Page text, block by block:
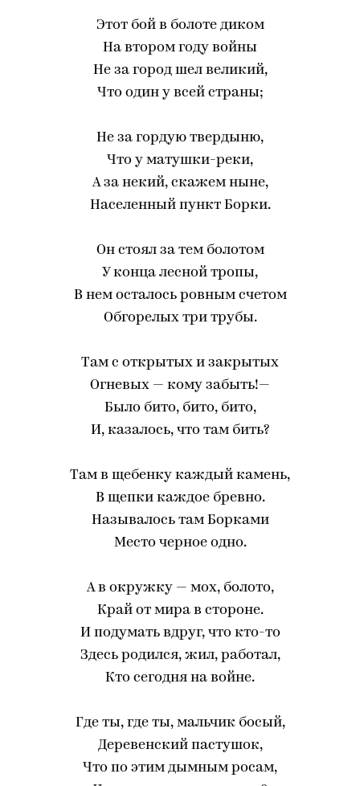
Этот бой в болоте диком
На втором году войны
Не за город шел великий,
Что один у всей страны;
Не за гордую твердыню,
Что у матушки-реки,
А за некий, скажем ныне,
Населенный пункт Борки.
Он стоял за тем болотом
У конца лесной тропы,
В нем осталось ровным счетом
Обгорелых три трубы.
Там с открытых и закрытых
Огневых — кому забыть!—
Было бито, бито, бито,
И, казалось, что там бить?
Там в щебенку каждый камень,
В щепки каждое бревно.
Называлось там Борками
Место черное одно.
А в окружку — мох, болото,
Край от мира в стороне.
И подумать вдруг, что кто-то
Здесь родился, жил, работал,
Кто сегодня на войне.
Где ты, где ты, мальчик босый,
Деревенский пастушок,
Что по этим дымным росам,